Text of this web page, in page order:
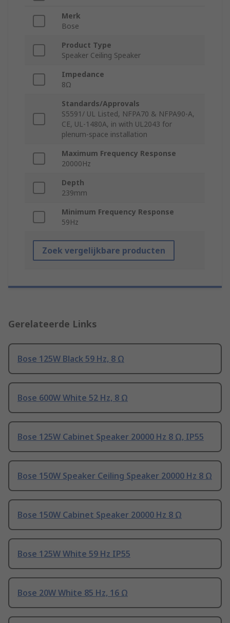
Merk
Bose
Product Type
Speaker Ceiling Speaker
Impedance
8Ω
Standards/Approvals
S5591/ UL Listed, NFPA70 & NFPA90-A,
CE, UL-1480A, in with UL2043 for
plenum-space installation
Maximum Frequency Response
20000Hz
Depth
239mm
Minimum Frequency Response
59Hz
Zoek vergelijkbare producten
Gerelateerde Links
Bose 125W Black 59 Hz, 8 Ω
Bose 600W White 52 Hz, 8 Ω
Bose 125W Cabinet Speaker 20000 Hz 8 Ω, IP55
Bose 150W Speaker Ceiling Speaker 20000 Hz 8 Ω
Bose 150W Cabinet Speaker 20000 Hz 8 Ω
Bose 125W White 59 Hz IP55
Bose 20W White 85 Hz, 16 Ω